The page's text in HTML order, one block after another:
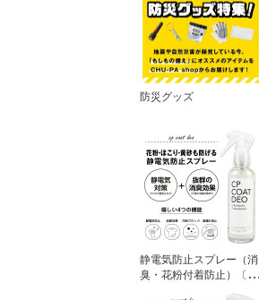
防災グッズ
静電気防止スプレー（消
臭・花粉付着防止）〔C